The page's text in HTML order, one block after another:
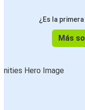
¿Es la
Más